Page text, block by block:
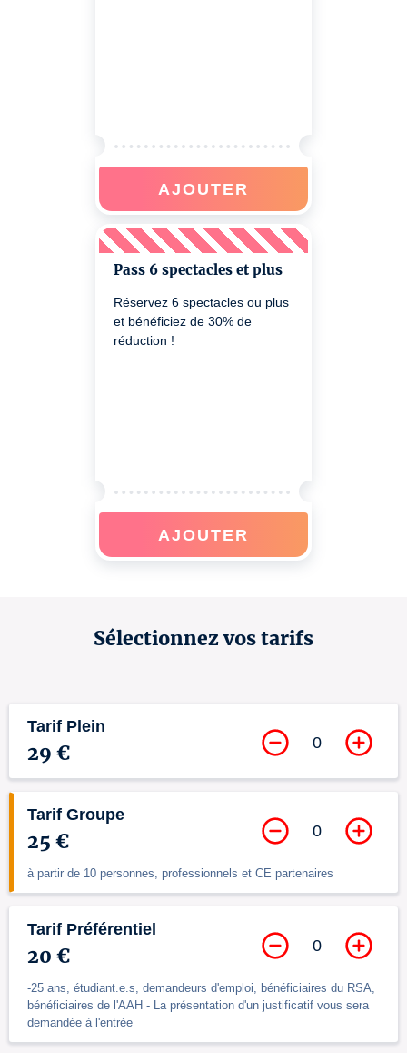
AJOUTER
Pass 6 spectacles et plus
Réservez 6 spectacles ou plus
et bénéficiez de 30% de
réduction !
AJOUTER
Sélectionnez vos tarifs
Tarif Plein
29 € 0
Tarif Groupe
25 €
à partir de 10 personnes, professionnels et CE partenaires
0
Tarif Préférentiel
20 €
-25 ans, étudiant.e.s, demandeurs d'emploi, bénéficiaires du RSA,
bénéficiaires de l'AAH - La présentation d'un justificatif vous sera
demandée à l'entrée
0